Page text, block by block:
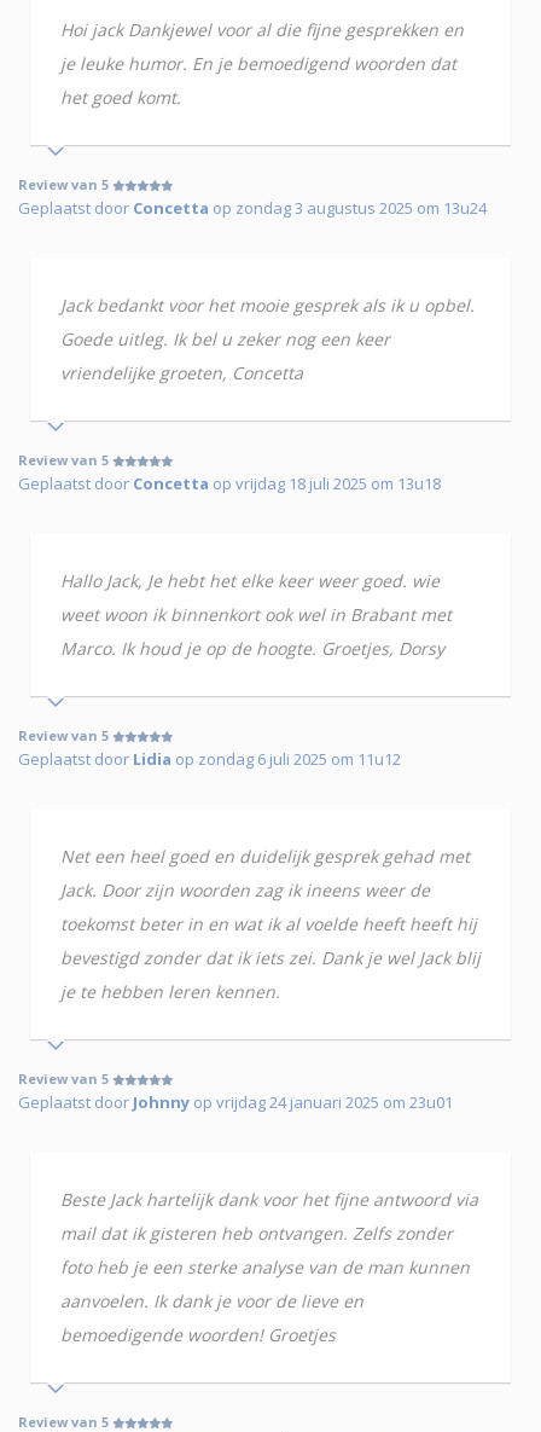
Hoi jack Dankjewel voor al die fijne gesprekken en
je leuke humor. En je bemoedigend woorden dat
het goed komt.
Review van 5
Geplaatst door Concetta op zondag 3 augustus 2025 om 13u24
Jack bedankt voor het mooie gesprek als ik u opbel.
Goede uitleg. Ik bel u zeker nog een keer
vriendelijke groeten, Concetta
Review van 5
Geplaatst door Concetta op vrijdag 18 juli 2025 om 13u18
Hallo Jack, Je hebt het elke keer weer goed. wie
weet woon ik binnenkort ook wel in Brabant met
Marco. Ik houd je op de hoogte. Groetjes, Dorsy
Review van 5
Geplaatst door Lidia op zondag 6 juli 2025 om 11u12
Net een heel goed en duidelijk gesprek gehad met
Jack. Door zijn woorden zag ik ineens weer de
toekomst beter in en wat ik al voelde heeft heeft hij
bevestigd zonder dat ik iets zei. Dank je wel Jack blij
je te hebben leren kennen.
Review van 5
Geplaatst door Johnny op vrijdag 24 januari 2025 om 23u01
Beste Jack hartelijk dank voor het fijne antwoord via
mail dat ik gisteren heb ontvangen. Zelfs zonder
foto heb je een sterke analyse van de man kunnen
aanvoelen. Ik dank je voor de lieve en
bemoedigende woorden! Groetjes
Review van 5